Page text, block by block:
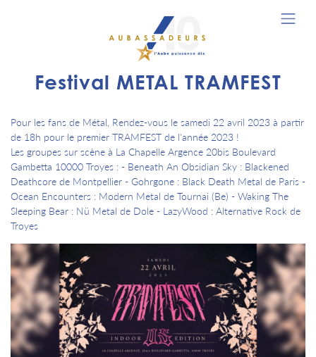
Festival METAL TRAMFEST
Pour les fans de Métal, Rendez-vous le samedi 22 avril 2023 à partir
de 18h pour le premier TRAMFEST de l'année 2023 !
Les groupes sur scène à La Chapelle Argence 20bis Boulevard
Gambetta 10000 Troyes : - Beneath An Obsidian Sky : Blackened
Deathcore de Montpellier - Gohrgone : Black Death Metal de Paris -
Ocean Encounters : Modern Metal de Tournai (Be) - Waking The
Sleeping Bear : Nü Metal de Dole - LazyWood : Alternative Rock de
Troyes